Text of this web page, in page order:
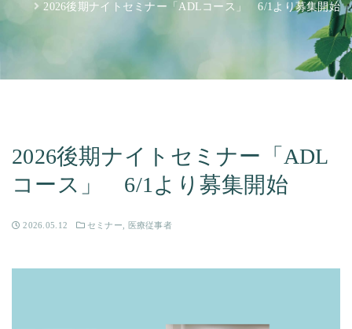
2026後期ナイトセミナー「ADLコース」 6/1より募集開始
2026後期ナイトセミナー「ADL
コース」 6/1より募集開始
2026.05.12 セミナー 医療従事者